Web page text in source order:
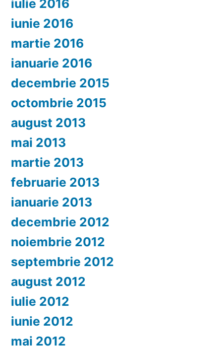
iulie 2016
iunie 2016
martie 2016
ianuarie 2016
decembrie 2015
octombrie 2015
august 2013
mai 2013
martie 2013
februarie 2013
ianuarie 2013
decembrie 2012
noiembrie 2012
septembrie 2012
august 2012
iulie 2012
iunie 2012
mai 2012